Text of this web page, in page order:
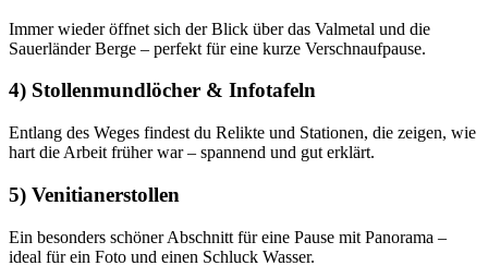
Immer wieder öffnet sich der Blick über das Valmetal und die
Sauerländer Berge – perfekt für eine kurze Verschnaufpause.
4) Stollenmundlöcher & Infotafeln
Entlang des Weges findest du Relikte und Stationen, die zeigen, wie
hart die Arbeit früher war – spannend und gut erklärt.
5) Venitianerstollen
Ein besonders schöner Abschnitt für eine Pause mit Panorama –
ideal für ein Foto und einen Schluck Wasser.